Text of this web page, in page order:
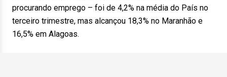
procurando emprego – foi de 4,2% na média do País no
terceiro trimestre, mas alcançou 18,3% no Maranhão e
16,5% em Alagoas.